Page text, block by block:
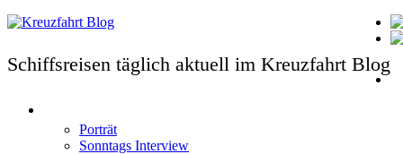
Schiffsreisen täglich aktuell im Kreuzfahrt Blog
Porträt
Sonntags Interview